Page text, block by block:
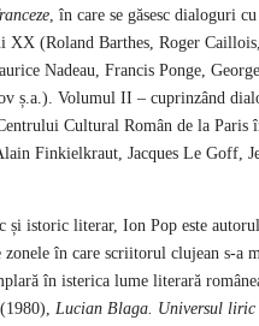
, în care se găsesc dialoguri
XX (Roland Barthes, Roger
Nadeau, Francis Ponge,
ș.a.). Volumul II – cuprinzând
Cultural Român de la Paris
Finkielkraut, Jacques Le Goff,
și istoric literar, Ion Pop este
în care scriitorul clujean s-a
în isterica lume literară
(1980), Lucian Blaga. Universul liric